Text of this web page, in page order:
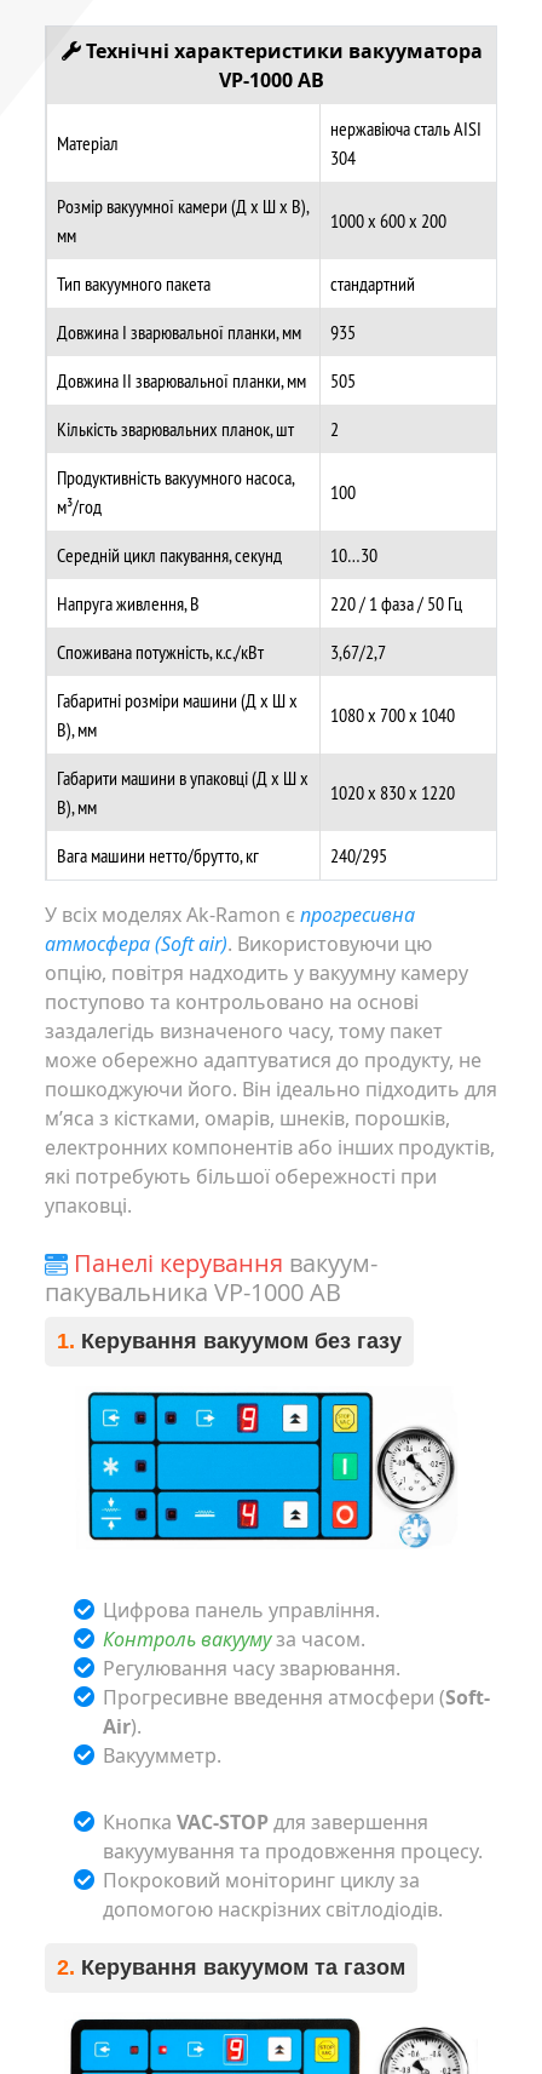
Технічні характеристики вакууматора
VP-1000 AB
Матеріал
нержавіюча сталь AISI
304
Розмір вакуумної камери (Д х Ш х В),
мм
1000 x 600 x 200
Тип вакуумного пакета
стандартний
Довжина I зварювальної планки, мм
935
Довжина II зварювальної планки, мм
505
Кількість зварювальних планок, шт
2
Продуктивність вакуумного насоса,
м³/год
100
Середній цикл пакування, секунд
10…30
Напруга живлення, В
220 / 1 фаза / 50 Гц
Споживана потужність, к.с./кВт
3,67/2,7
Габаритні розміри машини (Д х Ш х
В), мм
1080 х 700 х 1040
Габарити машини в упаковці (Д х Ш х
В), мм
1020 х 830 х 1220
Вага машини нетто/брутто, кг 240/295
У всіх моделях Ak-Ramon є прогресивна
атмосфера (Soft air). Використовуючи цю
опцію, повітря надходить у вакуумну камеру
поступово та контрольовано на основі
заздалегідь визначеного часу, тому пакет
може обережно адаптуватися до продукту, не
пошкоджуючи його. Він ідеально підходить для
м’яса з кістками, омарів, шнеків, порошків,
електронних компонентів або інших продуктів,
які потребують більшої обережності при
упаковці.
Панелі керування вакуум-
пакувальника VP-1000 AB
1. Керування вакуумом без газу
Цифрова панель управління.
Контроль вакуумуза часом.
Регулювання часу зварювання.
Прогресивне введення атмосфери (Soft-
Air).
Вакуумметр.
Кнопка VAC-STOPдля завершення
вакуумування та продовження процесу.
Покроковий моніторинг циклу за
допомогою наскрізних світлодіодів.
2. Керування вакуумом та газом